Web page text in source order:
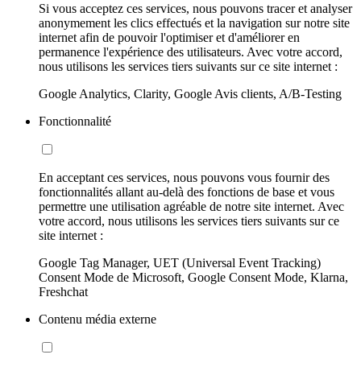
Si vous acceptez ces services, nous pouvons tracer et analyser
anonymement les clics effectués et la navigation sur notre site
internet afin de pouvoir l'optimiser et d'améliorer en
permanence l'expérience des utilisateurs. Avec votre accord,
nous utilisons les services tiers suivants sur ce site internet :
Google Analytics, Clarity, Google Avis clients, A/B-Testing
Fonctionnalité
En acceptant ces services, nous pouvons vous fournir des
fonctionnalités allant au-delà des fonctions de base et vous
permettre une utilisation agréable de notre site internet. Avec
votre accord, nous utilisons les services tiers suivants sur ce
site internet :
Google Tag Manager, UET (Universal Event Tracking)
Consent Mode de Microsoft, Google Consent Mode, Klarna,
Freshchat
Contenu média externe